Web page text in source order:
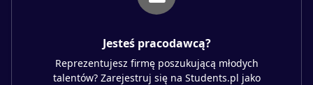
Jesteś pracodawcą?
Reprezentujesz firmę poszukującą młodych
talentów? Zarejestruj się na Students.pl jako